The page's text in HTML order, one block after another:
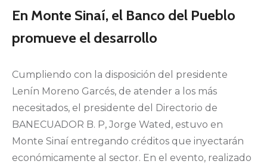
En Monte Sinaí, el Banco del Pueblo
promueve el desarrollo
Cumpliendo con la disposición del presidente
Lenín Moreno Garcés, de atender a los más
necesitados, el presidente del Directorio de
BANECUADOR B. P, Jorge Wated, estuvo en
Monte Sinaí entregando créditos que inyectarán
económicamente al sector. En el evento, realizado